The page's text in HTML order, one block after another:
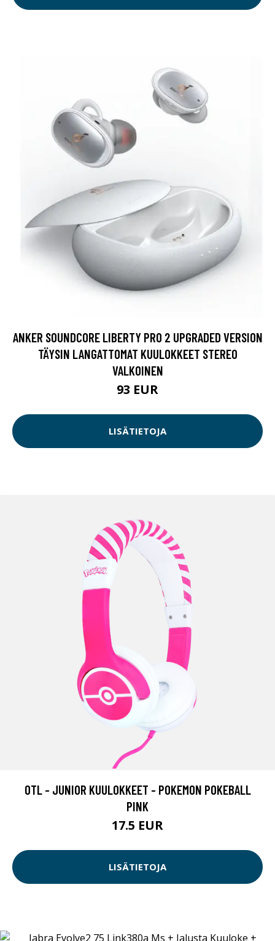
ANKER SOUNDCORE LIBERTY PRO 2 UPGRADED VERSION
TÄYSIN LANGATTOMAT KUULOKKEET STEREO
VALKOINEN
93 EUR
LISÄTIETOJA
OTL - JUNIOR KUULOKKEET - POKEMON POKEBALL
PINK
17.5 EUR
LISÄTIETOJA